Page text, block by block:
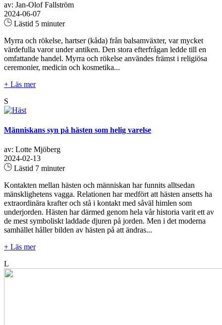
av: Jan-Olof Fallström
2024-06-07
Lästid 5 minuter
Myrra och rökelse, hartser (kåda) från balsamväxter, var mycket
värdefulla varor under antiken. Den stora efterfrågan ledde till en
omfattande handel. Myrra och rökelse användes främst i religiösa
ceremonier, medicin och kosmetika...
+ Läs mer
S
Människans syn på hästen som helig varelse
av: Lotte Mjöberg
2024-02-13
Lästid 7 minuter
Kontakten mellan hästen och människan har funnits alltsedan
mänsklighetens vagga. Relationen har medfört att hästen ansetts ha
extraordinära krafter och stå i kontakt med såväl himlen som
underjorden. Hästen har därmed genom hela vår historia varit ett av
de mest symboliskt laddade djuren på jorden. Men i det moderna
samhället håller bilden av hästen på att ändras...
+ Läs mer
L